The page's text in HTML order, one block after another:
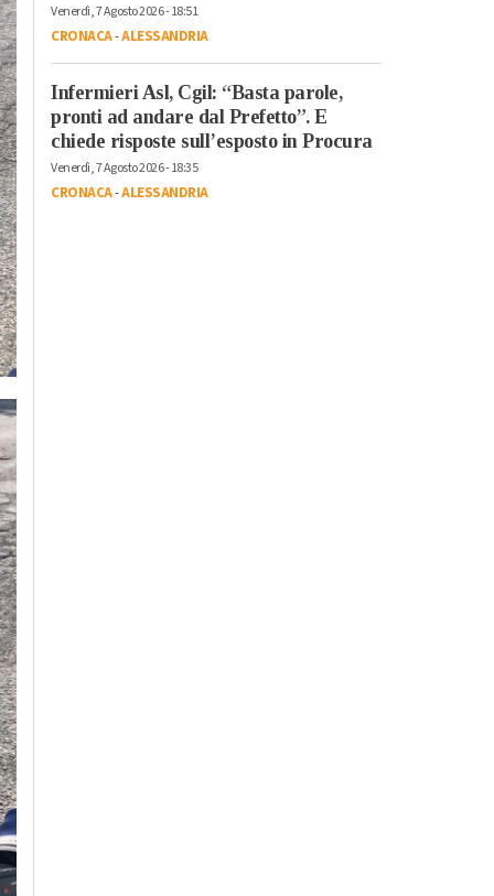
Venerdì, 7 Agosto 2026 - 18:51
CRONACA-ALESSANDRIA
Infermieri Asl, Cgil: “Basta parole,
pronti ad andare dal Prefetto”. E
chiede risposte sull’esposto in Procura
Venerdì, 7 Agosto 2026 - 18:35
CRONACA-ALESSANDRIA